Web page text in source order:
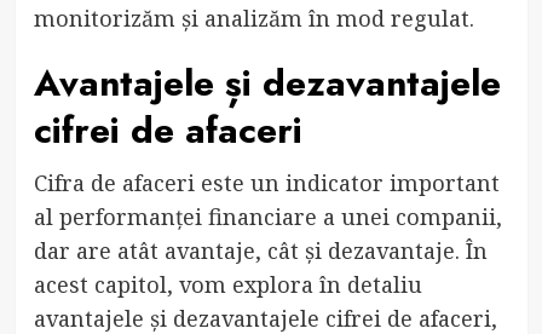
monitorizăm și analizăm în mod regulat.
Avantajele și dezavantajele
cifrei de afaceri
Cifra de afaceri este un indicator important
al performanței financiare a unei companii,
dar are atât avantaje, cât și dezavantaje. În
acest capitol, vom explora în detaliu
avantajele și dezavantajele cifrei de afaceri,